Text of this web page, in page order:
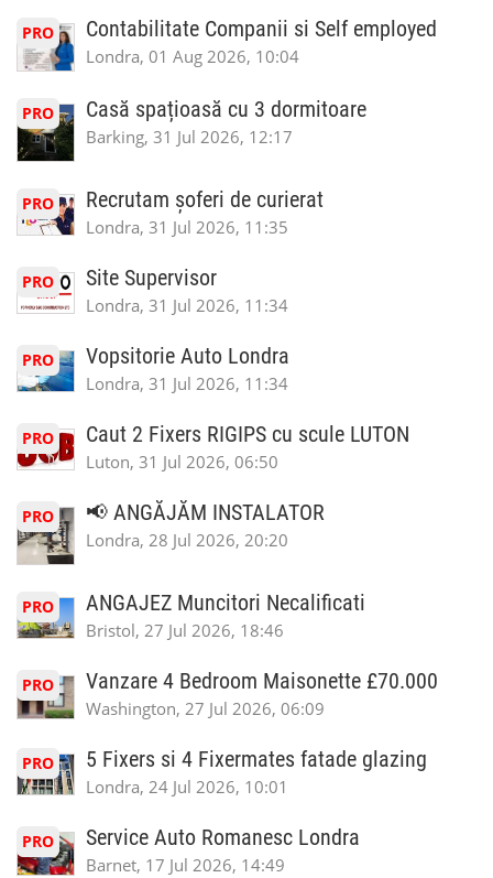
PRO Contabilitate Companii si Self employed
Londra, 01 Aug 2026, 10:04
PRO Casă spațioasă cu 3 dormitoare
Barking, 31 Jul 2026, 12:17
PRO Recrutam șoferi de curierat
Londra, 31 Jul 2026, 11:35
PRO Site Supervisor
Londra, 31 Jul 2026, 11:34
PRO Vopsitorie Auto Londra
Londra, 31 Jul 2026, 11:34
PRO Caut 2 Fixers RIGIPS cu scule LUTON
Luton, 31 Jul 2026, 06:50
PRO 📢 ANGĂJĂM INSTALATOR
Londra, 28 Jul 2026, 20:20
PRO ANGAJEZ Muncitori Necalificati
Bristol, 27 Jul 2026, 18:46
PRO Vanzare 4 Bedroom Maisonette £70.000
Washington, 27 Jul 2026, 06:09
PRO 5 Fixers si 4 Fixermates fatade glazing
Londra, 24 Jul 2026, 10:01
PRO Service Auto Romanesc Londra
Barnet, 17 Jul 2026, 14:49